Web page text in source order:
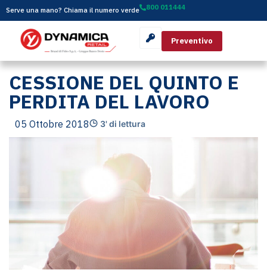
Serve una mano? Chiama il numero verde 800 011444
Preventivo
CESSIONE DEL QUINTO E
PERDITA DEL LAVORO
05 Ottobre 2018 3' di lettura